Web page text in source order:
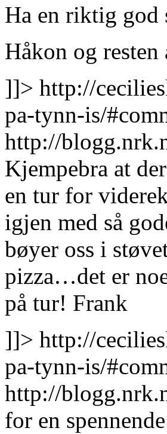
Ha en riktig god
Håkon og resten
]]> http://
pa-tynn-is/
http://
Kjempebra at
en tur for
igjen med så
bøyer oss i
pizza…det er
på tur! Frank
]]> http://
pa-tynn-is/
http://
for en